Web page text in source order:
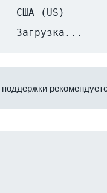
США (US)
Загрузка...